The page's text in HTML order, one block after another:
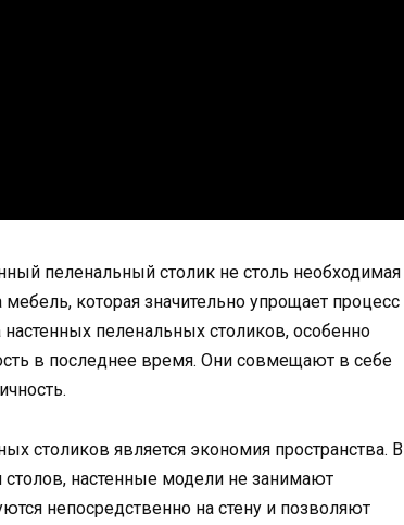
пеленальный столик не столь необходимая
которая значительно упрощает процесс
пеленальных столиков, особенно
в последнее время. Они совмещают в себе
столиков является экономия пространства. В
настенные модели не занимают
непосредственно на стену и позволяют